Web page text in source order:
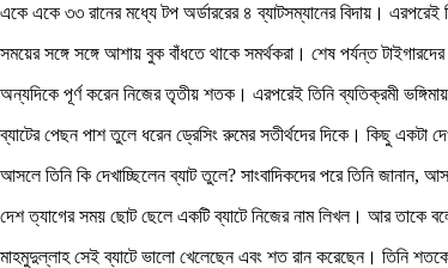
একে একে ৩৩ রানের মধ্যে টপ অর্ডাররের ৪ ব্যাটসম্যানের বিদায়।
সময়ের সঙ্গে সঙ্গে আশায় বুক বাঁধতে থাকে সমর্থকরা। শেষ পর্যন্ত
অন্যদিকে পূর্ণ করেন নিজের তৃতীয় শতক। এরপরেই তিনি ব্যতিক্রমী
ব্যাটের পেছন পাশ তুলে ধরেন ড্রেসিং রুমের সতীর্থদের দিকে। কিছু একটা
আসলে তিনি কি দেখাচ্ছিলেন ব্যাট তুলে? সাংবাদিকদের পরে তিনি জানান,
দেশ ত্যাগের সময় ছোট ছেলে একটি ব্যাটে নিজের নাম লিখল। আর তাকে
মাহমুদুল্লাহ সেই ব্যাটে ভালো খেলেছেন এবং শত রান করেছেন। তিনি